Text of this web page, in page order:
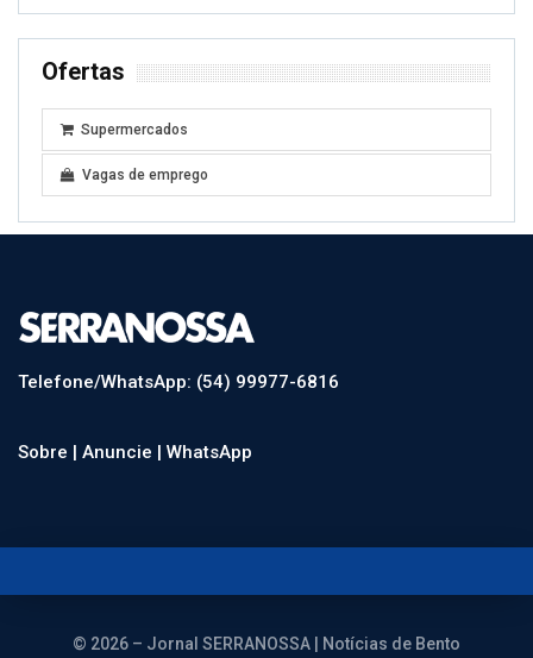
Ofertas
Supermercados
Vagas de emprego
Telefone/WhatsApp: (54) 99977-6816
Sobre | Anuncie | WhatsApp
© 2026 – Jornal SERRANOSSA | Notícias de Bento